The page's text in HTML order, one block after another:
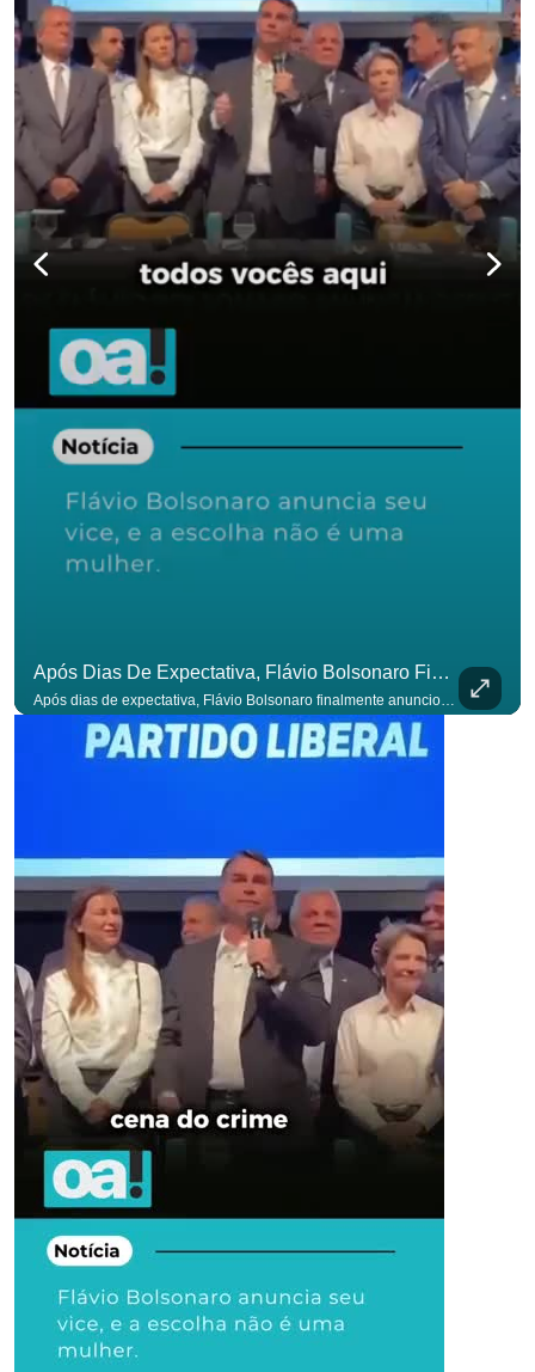
Após Dias De Expectativa, Flávio Bolsonaro Finalmente Anunciou Seu Vice. #OAntagonista
Após dias de expectativa, Flávio Bolsonaro finalmente anunciou seu vice. #OAntagonista Se você busca informação com credibilidade, inscreva-se agora e ative o